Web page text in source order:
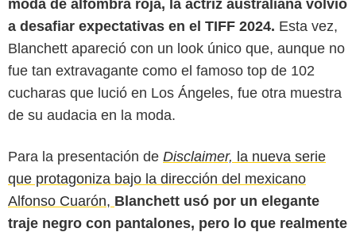
moda de alfombra roja, la actriz australiana volvió
a desafiar expectativas en el TIFF 2024. Esta vez,
Blanchett apareció con un look único que, aunque no
fue tan extravagante como el famoso top de 102
cucharas que lució en Los Ángeles, fue otra muestra
de su audacia en la moda.
Para la presentación de Disclaimer, la nueva serie
que protagoniza bajo la dirección del mexicano
Alfonso Cuarón, Blanchett usó por un elegante
traje negro con pantalones, pero lo que realmente